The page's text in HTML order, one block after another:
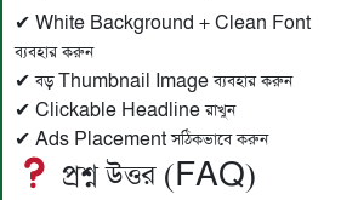
✔ White Background + Clean Font
ব্যবহার করুন
✔ বড় Thumbnail Image ব্যবহার করুন
✔ Clickable Headline রাখুন
✔ Ads Placement সঠিকভাবে করুন
প্রশ্ন উত্তর (FAQ)